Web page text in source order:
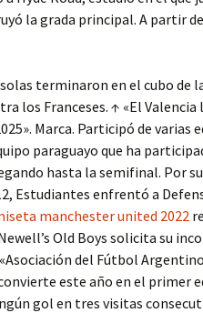
la grada principal. A partir
terminaron en el cubo de
los Franceses. ↑ «El
Marca. Participó de varias
paraguayo que ha
hasta la semifinal. Por
Estudiantes enfrentó a
manchester united 2022
Old Boys solicita su
del Fútbol
este año en el primer
gol en tres visitas